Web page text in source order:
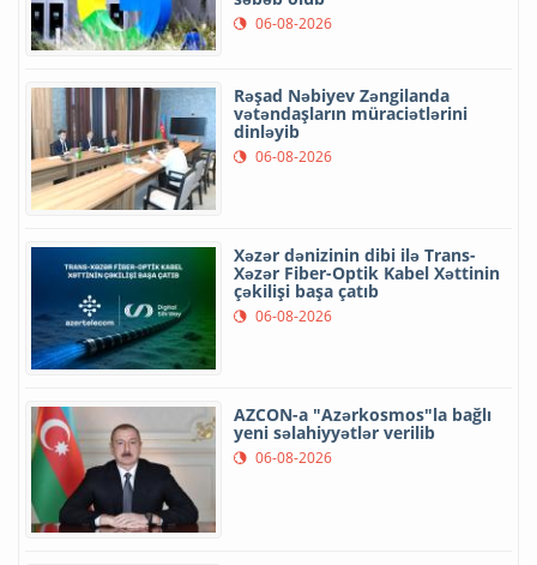
06-08-2026
Rəşad Nəbiyev Zəngilanda
vətəndaşların müraciətlərini
dinləyib
06-08-2026
Xəzər dənizinin dibi ilə Trans-
Xəzər Fiber-Optik Kabel Xəttinin
çəkilişi başa çatıb
06-08-2026
AZCON-a "Azərkosmos"la bağlı
yeni səlahiyyətlər verilib
06-08-2026